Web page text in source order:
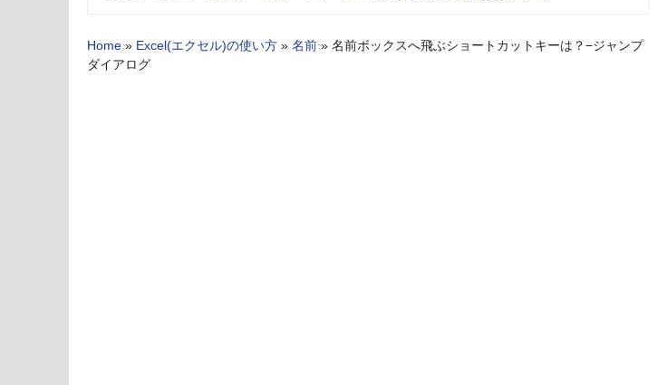
Home » Excel(エクセル)の使い方 » 名前 » 名前ボックスへ飛ぶショートカットキーは？−ジャンプ
ダイアログ